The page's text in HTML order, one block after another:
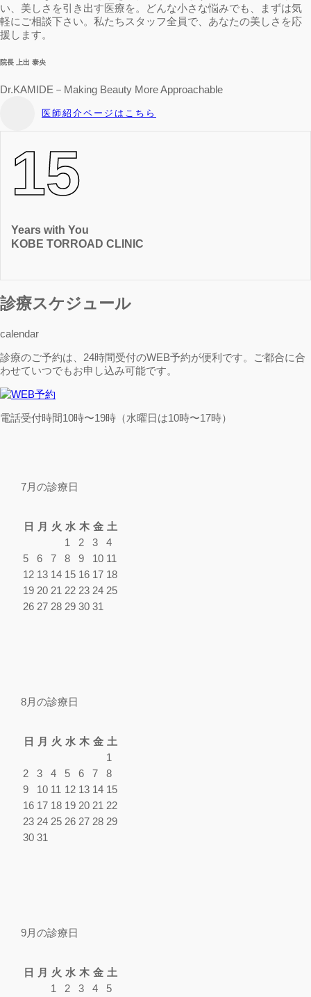
い、美しさを引き出す医療を。どんな小さな悩みでも、まずは気
軽にご相談下さい。私たちスタッフ全員で、あなたの美しさを応
援します。
院長 上出 泰央
Dr.KAMIDE－Making Beauty More Approachable
医師紹介ページはこちら
15
Years with You
KOBE TORROAD CLINIC
診療スケジュール
calendar
診療のご予約は、24時間受付のWEB予約が便利です。ご都合に合
わせていつでもお申し込み可能です。
電話受付時間10時〜19時（水曜日は10時〜17時）
7月の診療日
日 月 火 水 木 金 土
1
2 3
4
5
6 7 8 9 10 11
12 13 14 15 16 17 18
19 20 21 22 23 24 25
26 27 28 29 30 31
8月の診療日
日 月 火 水 木 金 土
1
2
3 4 5 6 7
8
9
10 11 12 13 14 15
16 17 18 19 20 21 22
23 24 25 26 27 28 29
30 31
9月の診療日
日 月 火 水 木 金 土
1
2 3 4
5